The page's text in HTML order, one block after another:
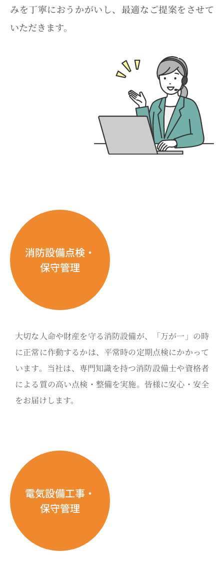
みを丁寧におうかがいし、最適なご提案をさせて
いただきます。
消防設備点検・
保守管理
大切な人命や財産を守る消防設備が、「万が一」の時
に正常に作動するかは、平常時の定期点検にかかって
います。当社は、専門知識を持つ消防設備士や資格者
による質の高い点検・整備を実施。皆様に安心・安全
をお届けします。
電気設備工事・
保守管理